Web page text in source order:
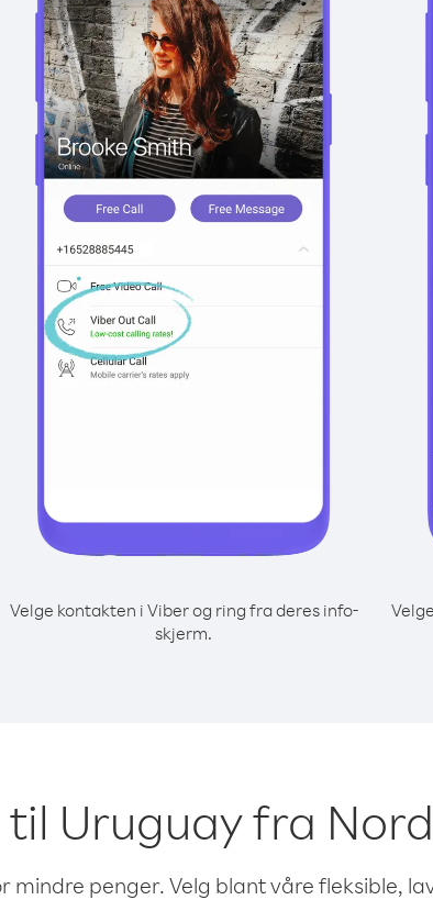
Velge kontakten i Viber og ring fra deres info-
skjerm.
Uruguay fra
mindre penger. Velg blant våre fleksible,